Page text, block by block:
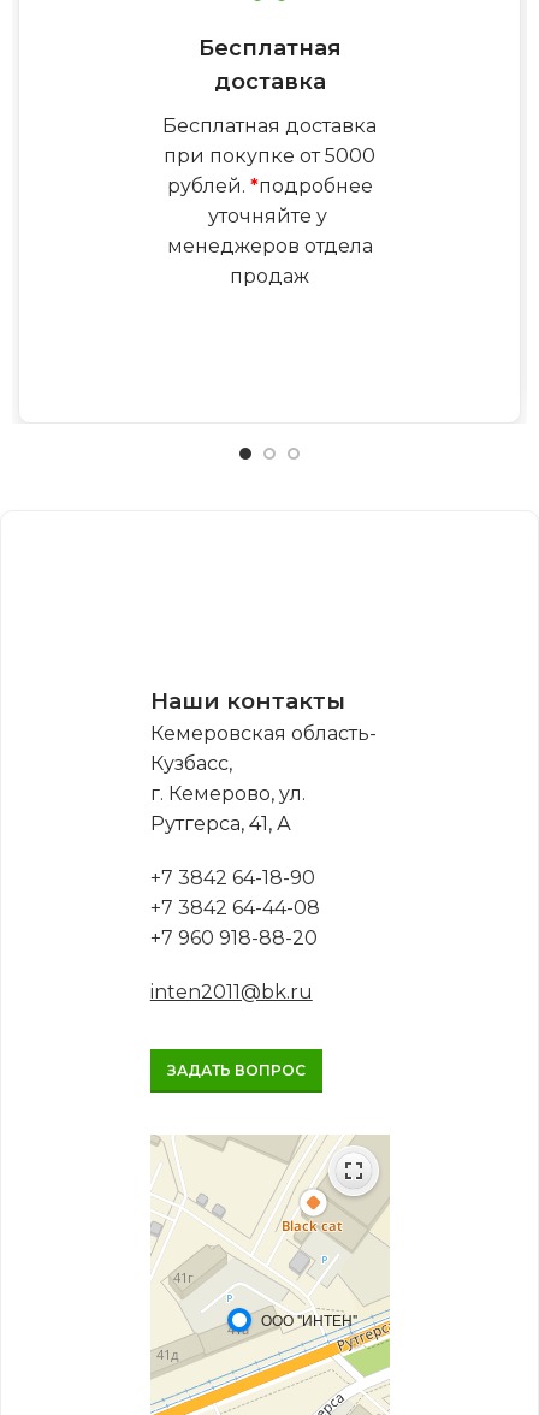
Бесплатная
доставка
Бесплатная доставка
при покупке от 5000
рублей. *подробнее
уточняйте у
менеджеров отдела
продаж
Наши контакты
Кемеровская область-
Кузбасс,
г. Кемерово, ул.
Рутгерса, 41, А
+7 3842 64-18-90
+7 3842 64-44-08
+7 960 918-88-20
inten2011@bk.ru
ЗАДАТЬ ВОПРОС